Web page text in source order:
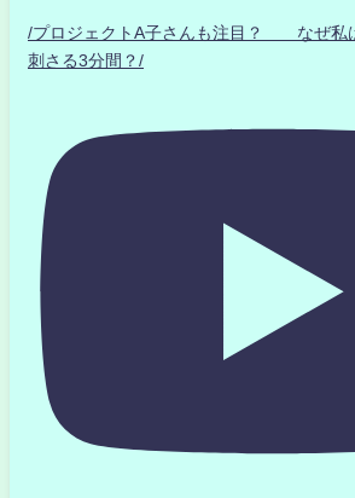
/プロジェクトA子さんも注目？ なぜ私
刺さる3分間？/